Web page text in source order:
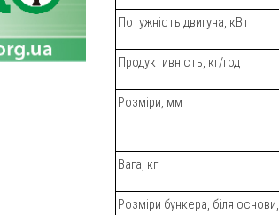
Потужність двигуна, кВт
Продуктивність, кг/год
Розміри, мм
Вага, кг
Розміри бункера, біля основи,